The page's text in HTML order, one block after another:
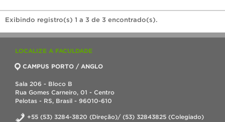
Exibindo registro(s) 1 a 3 de 3 encontrado(s).
LOCALIZE A FACULDADE
CAMPUS PORTO / ANGLO
Sala 206 - Bloco B
Rua Gomes Carneiro, 01 - Centro
Pelotas - RS, Brasil - 96010-610
+55 (53) 3284-3820 (Direção)/ (53) 32843825 (Colegiado)